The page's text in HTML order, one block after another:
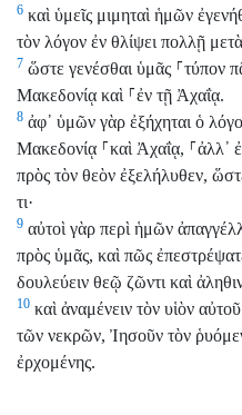
6 καὶ ὑμεῖς μιμηταὶ ἡμῶν
τὸν λόγον ἐν θλίψει πολλῇ
7 ὥστε γενέσθαι ὑμᾶς ⸀τύπον
Μακεδονίᾳ καὶ ⸀ἐν τῇ Ἀχαΐᾳ.
8 ἀφ᾽ ὑμῶν γὰρ ἐξήχηται ὁ
Μακεδονίᾳ ⸀καὶ Ἀχαΐᾳ, ⸀ἀλλ᾽
πρὸς τὸν θεὸν ἐξελήλυθεν,
τι·
9 αὐτοὶ γὰρ περὶ ἡμῶν
πρὸς ὑμᾶς, καὶ πῶς
δουλεύειν θεῷ ζῶντι καὶ
10 καὶ ἀναμένειν τὸν υἱὸν
τῶν νεκρῶν, Ἰησοῦν τὸν
ἐρχομένης.